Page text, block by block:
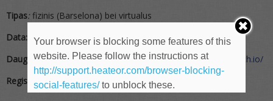
Tipas: fizinis (Barselona) bei virtualus
Data: kovo 1 – 8 d.
Daugiau informacijos ir registracija: https://mwc2022.b2match.io/
Registracija iki kovo 1 d.
Your browser is blocking some features of this
website. Please follow the instructions at
http://support.heateor.com/browser-blocking-
social-features/to unblock these.